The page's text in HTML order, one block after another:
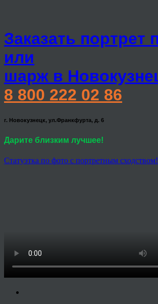
Заказать портрет
или
шарж в
8 800 222 02 86
г. Новокузнецк, ул.Франкфурта, д. 6
Дарите близким лучшее!
Статуэтка по фото с портретным сходством!